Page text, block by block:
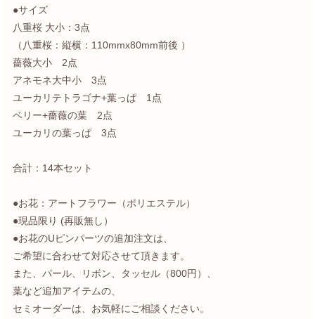
●サイズ
八重桜 大小：3点
（八重桜：縦横：110mmx80mm前後 ）
薔薇大小 2点
アネモネ大中小 3点
ユーカリテトラゴナ+葉っぱ 1点
ベリー+薔薇の葉 2点
ユーカリの葉っぱ 3点
合計：14本セット
●お花：アートフラワー（ポリエステル）
●現品限り (再販無し）
●お花のUピンパーツの追加注文は、
ご希望に合わせて対応させて頂きます。
また、パール、リボン、タッセル（800円）、
葉など追加アイテムの、
セミオーダーは、お気軽にご相談ください。